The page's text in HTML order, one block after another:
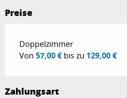
Preise
Preise 2026
Doppelzimmer
Von 57,00 € bis zu 129,00 €
Zahlungsart